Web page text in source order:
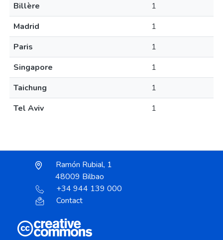
Billère
1
Madrid
1
Paris
1
Singapore
1
Taichung
1
Tel Aviv
1
Ramón Rubial, 1
48009 Bilbao
+34 944 139 000
Contact